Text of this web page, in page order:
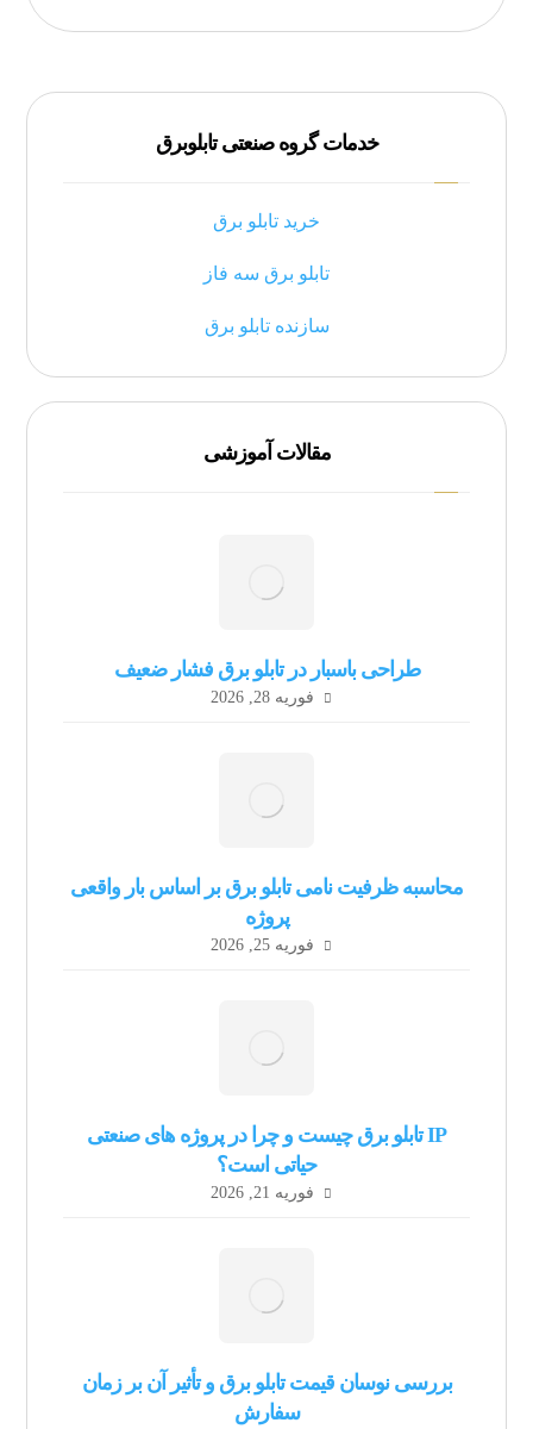
خدمات گروه صنعتی تابلوبرق
خرید تابلو برق
تابلو برق سه فاز
سازنده تابلو برق
مقالات آموزشی
طراحی باسبار در تابلو برق فشار ضعیف
فوریه 28, 2026
محاسبه ظرفیت نامی تابلو برق بر اساس بار واقعی
پروژه
فوریه 25, 2026
IP تابلو برق چیست و چرا در پروژه های صنعتی
حیاتی است؟
فوریه 21, 2026
بررسی نوسان قیمت تابلو برق و تأثیر آن بر زمان
سفارش